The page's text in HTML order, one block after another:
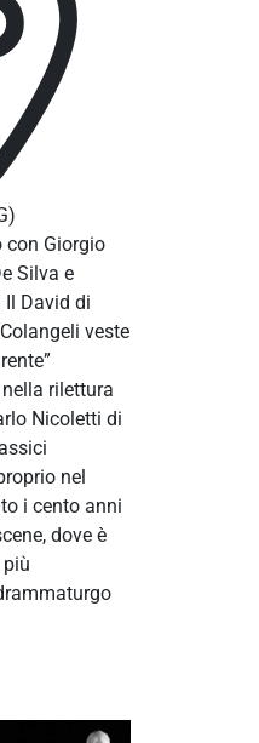
con Giorgio
Silva e
Il David di
veste
rilettura
Nicoletti di
nel
i cento anni
dove è